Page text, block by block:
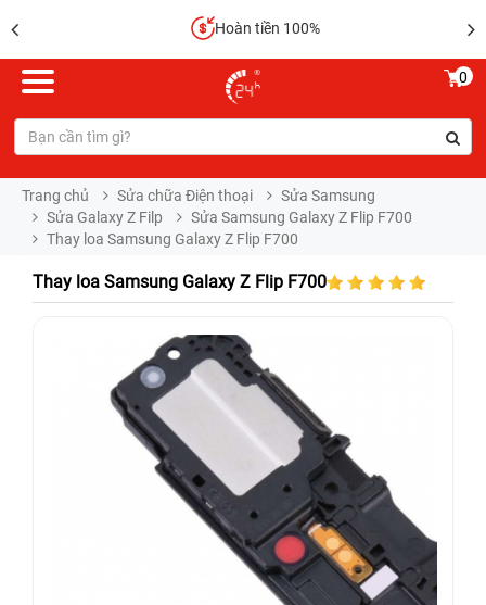
Hoàn tiền 100%
0
Trang chủ Sửa chữa Điện thoại
Sửa Samsung
Sửa Galaxy Z Filp
Sửa Samsung Galaxy Z Flip F700
Thay loa Samsung Galaxy Z Flip F700
Thay loa Samsung Galaxy Z Flip F700